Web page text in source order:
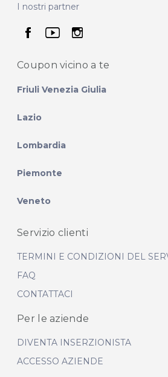
I nostri partner
seguici su facebook
seguici su
seguici su
Coupon vicino a te
Friuli Venezia Giulia
Lazio
Lombardia
Piemonte
Veneto
Servizio clienti
TERMINI E CONDIZIONI DEL
FAQ
CONTATTACI
Per le aziende
DIVENTA INSERZIONISTA
ACCESSO AZIENDE